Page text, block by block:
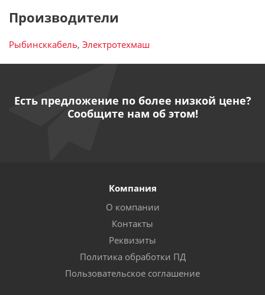
Производители
Рыбинсккабель, Электротехмаш
Есть предложение по более низкой цене?
Сообщите нам об этом!
Компания
О компании
Контакты
Реквизиты
Политика обработки ПД
Пользовательское соглашение